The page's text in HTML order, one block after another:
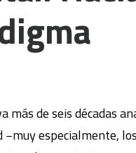
más de seis décadas
especialmente,